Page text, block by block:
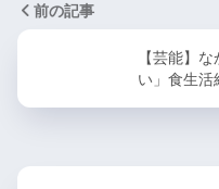
前の記事
【芸能】
い」食生